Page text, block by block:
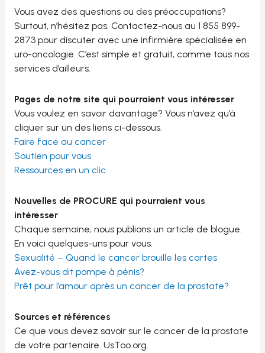
Vous avez des questions ou des préoccupations?
Surtout, n’hésitez pas. Contactez-nous au 1 855 899-
2873 pour discuter avec une infirmière spécialisée en
uro-oncologie. C’est simple et gratuit, comme tous nos
services d’ailleurs.
Pages de notre site qui pourraient vous intéresser
Vous voulez en savoir davantage? Vous n’avez qu’à
cliquer sur un des liens ci-dessous.
Faire face au cancer
Soutien pour vous
Ressources en un clic
Nouvelles de PROCURE qui pourraient vous
intéresser
Chaque semaine, nous publions un article de blogue.
En voici quelques-uns pour vous.
Sexualité – Quand le cancer brouille les cartes
Avez-vous dit pompe à pénis?
Prêt pour l’amour après un cancer de la prostate?
Sources et références
Ce que vous devez savoir sur le cancer de la prostate
de votre partenaire. UsToo.org.